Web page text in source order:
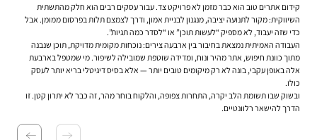
קידום אתרים טוב הוא כבר מזמן לא פרויקט צד. עבור עסקים רבים הוא חלק מהתשתית
השיווקית: מקור לתנועה יציבה, מנגנון לבניית אמון, ודרך לצמצם תלות בפרסום ממומן. אבל
כדי שזה יעבוד, לא מספיק “לעשות תוכן” או “לסדר כמה תגיות”.
העבודה האמיתית נמצאת בחיבור בין ארבעה צירים: נוכחות מקומית מדויקת, תוכן שנבנה
מתוך כוונת חיפוש, אתר מהיר ונוח, ומדידה שוטפת שמובילה לשיפור. מי שמטפל בארבעת
אלה באופן עקבי, בונה לא רק מיקומים טובים יותר — אלא בסיס דיגיטלי בריא יותר לעסק
כולו.
ובשוק שבו תשומת הלב יקרה, התחרות צפופה, והלקוח בוחר מהר, זה כבר לא יתרון קטן. זו
הדרך להישאר רלוונטיים.